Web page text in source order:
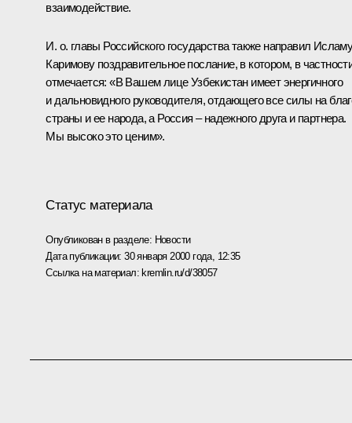
взаимодействие.
И. о. главы Российского государства также направил
Каримову поздравительное послание, в котором, в
отмечается: «В Вашем лице Узбекистан имеет энергичного
и дальновидного руководителя, отдающего все силы на
страны и ее народа, а Россия – надежного друга и партнера.
Мы высоко это ценим».
Статус материала
Опубликован в разделе: Новости
Дата публикации:30 января 2000 года, 12:35
Ссылка на материал:kremlin.ru/d/38057